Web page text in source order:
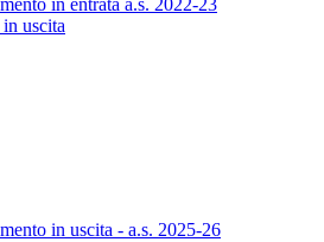
in entrata a.s. 2022-23
uscita
in uscita - a.s. 2025-26